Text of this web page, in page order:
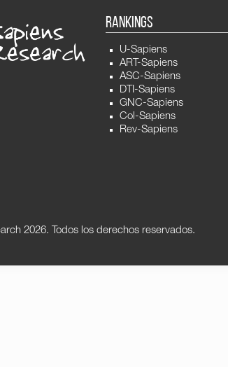
RANKINGS
U-Sapiens
ART-Sapiens
ASC-Sapiens
DTI-Sapiens
GNC-Sapiens
Col-Sapiens
Rev-Sapiens
2026. Todos los derechos reservados.